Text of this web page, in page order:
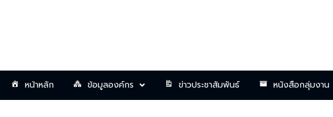
หน้าหลัก ข้อมูลองค์กร ข่าวประชาสัมพันธ์ หนังสือกลุ่มงาน